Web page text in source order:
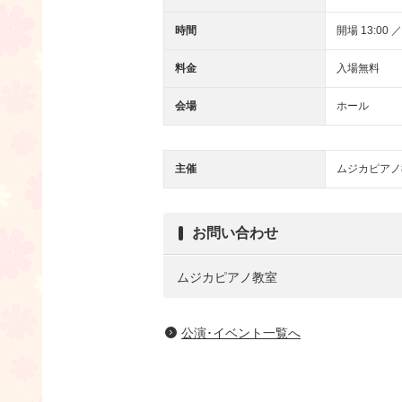
時間 開場 13:00
料金 入場無料
会場 ホール
主催 ムジカピア
お問い合わせ
ムジカピアノ教室
公演･イベント一覧へ